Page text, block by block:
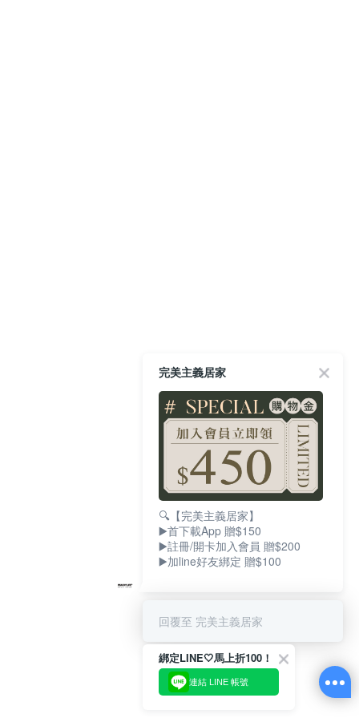
完美主義居家
🔍【完美主義居家】
▶️首下載App 贈$150
▶️註冊/開卡加入會員 贈$200
▶️加line好友綁定 贈$100
回覆至 完美主義居家
綁定LINE🤍馬上折100！
連結 LINE 帳號